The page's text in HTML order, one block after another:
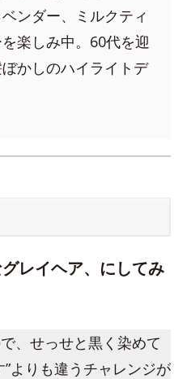
ンダー、ミルクティ
楽しみ中。60代を迎
かしのハイライトデ
レイヘア、にしてみ
、せっせと黒く染めて
よりも違うチャレンジが